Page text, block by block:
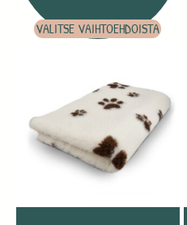
VALITSE VAIHTOEHDOISTA